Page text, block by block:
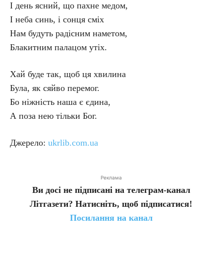
І день ясний, що пахне медом,
І неба синь, і сонця сміх
Нам будуть радісним наметом,
Блакитним палацом утіх.
Хай буде так, щоб ця хвилина
Була, як сяйво перемог.
Бо ніжність наша є єдина,
А поза нею тільки Бог.
Джерело: ukrlib.com.ua
Реклама
Ви досі не підписані на телеграм-канал
Літгазети? Натисніть, щоб підписатися!
Посилання на канал